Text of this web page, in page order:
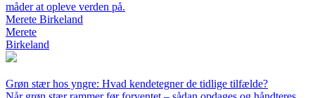
måder at opleve verden på.
Merete Birkeland
Merete
Birkeland
Grøn stær hos yngre: Hvad kendetegner de tidlige tilfælde?